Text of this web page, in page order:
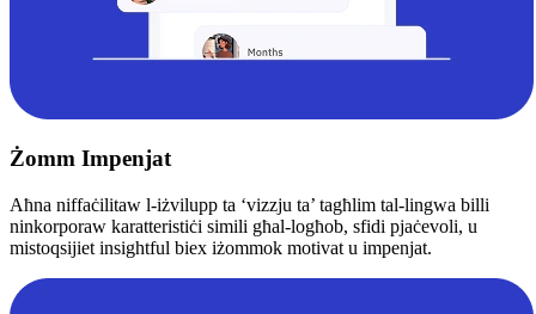
Żomm Impenjat
Aħna niffaċilitaw l-iżvilupp ta ‘vizzju ta’ tagħlim tal-lingwa billi
ninkorporaw karatteristiċi simili għal-logħob, sfidi pjaċevoli, u
mistoqsijiet insightful biex iżommok motivat u impenjat.